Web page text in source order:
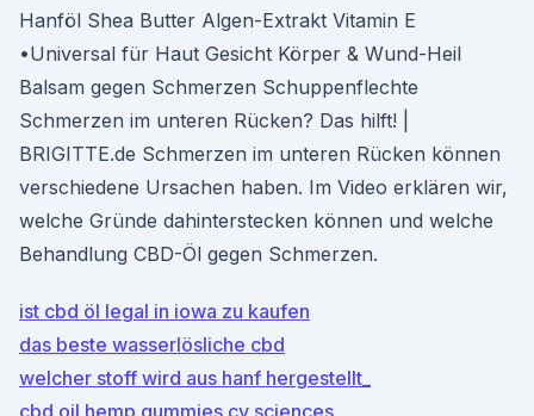
Hanföl Shea Butter Algen-Extrakt Vitamin E
•Universal für Haut Gesicht Körper & Wund-Heil
Balsam gegen Schmerzen Schuppenflechte
Schmerzen im unteren Rücken? Das hilft! |
BRIGITTE.de Schmerzen im unteren Rücken können
verschiedene Ursachen haben. Im Video erklären wir,
welche Gründe dahinterstecken können und welche
Behandlung CBD-Öl gegen Schmerzen.
ist cbd öl legal in iowa zu kaufen
das beste wasserlösliche cbd
welcher stoff wird aus hanf hergestellt_
cbd oil hemp gummies cv sciences